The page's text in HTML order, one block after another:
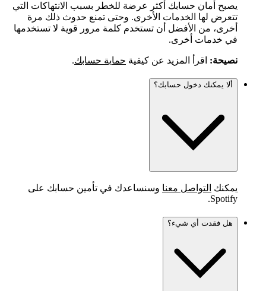
يصبح أمان حسابك أكثر عرضة للخطر بسبب الانتهاكات التي
تتعرض لها الخدمات الأخرى. وحتى تمنع حدوث ذلك مرة
أخرى، من الأفضل أن تستخدم كلمة مرور قوية لا تستخدمها
في خدمات أخرى.
نصيحة: اقرأ المزيد عن كيفية حماية حسابك.
ألا يمكنك دخول حسابك؟
يمكنك التواصل معنا وسنساعدك في تأمين حسابك على
Spotify.
هل فقدت أي شيء؟